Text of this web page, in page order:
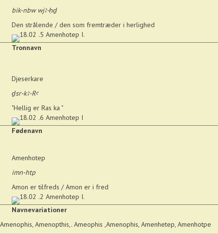
bik-nbw wjꜣ-ḥḏ
Den strålende / den som fremtræder i herlighed
Tronnavn
Djeserkare
ḏsr-kꜣ-Rꜥ
"Hellig er Ras ka "
Fødenavn
Amenhotep
imn-htp
Amon er tilfreds / Amon er i fred
Navnevariationer
Amenophis, Amenopthis,. Ameophis ,Amenophis, Amenhetep, Amenhotpe